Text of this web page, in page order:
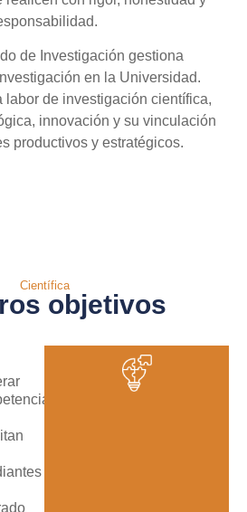
de Investigación gestiona
en la Universidad.
labor de investigación científica,
innovación y su vinculación
productivos y estratégicos.
Científica
objetivos